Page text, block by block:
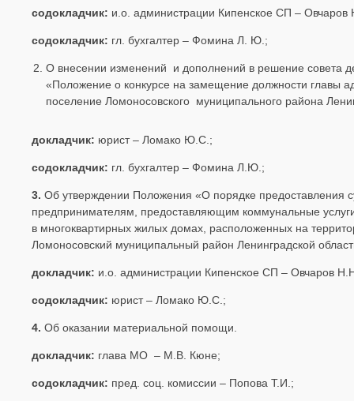
содокладчик: и.о. администрации Кипенское СП – Овчаров
содокладчик: гл. бухгалтер – Фомина Л. Ю.;
О внесении изменений и дополнений в решение совета
«Положение о конкурсе на замещение должности главы
поселение Ломоносовского муниципального района
докладчик: юрист – Ломако Ю.С.;
содокладчик: гл. бухгалтер – Фомина Л.Ю.;
3. Об утверждении Положения «О порядке предоставления
предпринимателям, предоставляющим коммунальные
в многоквартирных жилых домах, расположенных на
Ломоносовский муниципальный район Ленинградской
докладчик: и.о. администрации Кипенское СП – Овчаров
содокладчик: юрист – Ломако Ю.С.;
4. Об оказании материальной помощи.
докладчик: глава МО – М.В. Кюне;
содокладчик: пред. соц. комиссии – Попова Т.И.;